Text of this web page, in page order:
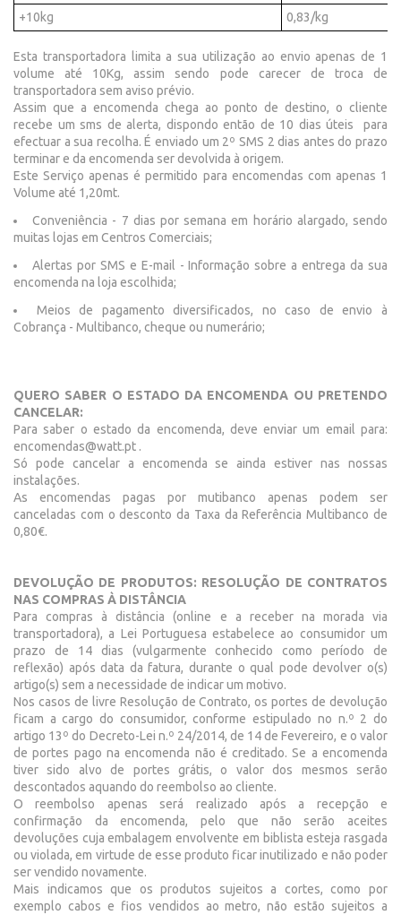
+10kg 0,83/kg
Esta transportadora limita a sua utilização ao envio apenas de 1
volume até 10Kg, assim sendo pode carecer de troca de
transportadora sem aviso prévio.
Assim que a encomenda chega ao ponto de destino, o cliente
recebe um sms de alerta, dispondo então de 10 dias úteis para
efectuar a sua recolha. É enviado um 2º SMS 2 dias antes do prazo
terminar e da encomenda ser devolvida à origem.
Este Serviço apenas é permitido para encomendas com apenas 1
Volume até 1,20mt.
Conveniência - 7 dias por semana em horário alargado, sendo
muitas lojas em Centros Comerciais;
Alertas por SMS e E-mail - Informação sobre a entrega da sua
encomenda na loja escolhida;
Meios de pagamento diversificados, no caso de envio à
Cobrança - Multibanco, cheque ou numerário;
QUERO SABER O ESTADO DA ENCOMENDA OU PRETENDO
CANCELAR:
Para saber o estado da encomenda, deve enviar um email para:
encomendas@watt.pt .
Só pode cancelar a encomenda se ainda estiver nas nossas
instalações.
As encomendas pagas por mutibanco apenas podem ser
canceladas com o desconto da Taxa da Referência Multibanco de
0,80€.
DEVOLUÇÃO DE PRODUTOS: RESOLUÇÃO DE CONTRATOS
NAS COMPRAS À DISTÂNCIA
Para compras à distância (online e a receber na morada via
transportadora), a Lei Portuguesa estabelece ao consumidor um
prazo de 14 dias (vulgarmente conhecido como período de
reflexão) após data da fatura, durante o qual pode devolver o(s)
artigo(s) sem a necessidade de indicar um motivo.
Nos casos de livre Resolução de Contrato, os portes de devolução
ficam a cargo do consumidor, conforme estipulado no n.º 2 do
artigo 13º do Decreto-Lei n.º 24/2014, de 14 de Fevereiro, e o valor
de portes pago na encomenda não é creditado. Se a encomenda
tiver sido alvo de portes grátis, o valor dos mesmos serão
descontados aquando do reembolso ao cliente.
O reembolso apenas será realizado após a recepção e
confirmação da encomenda, pelo que não serão aceites
devoluções cuja embalagem envolvente em biblista esteja rasgada
ou violada, em virtude de esse produto ficar inutilizado e não poder
ser vendido novamente.
Mais indicamos que os produtos sujeitos a cortes, como por
exemplo cabos e fios vendidos ao metro, não estão sujeitos a